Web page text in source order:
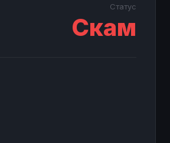
Статус
Скам